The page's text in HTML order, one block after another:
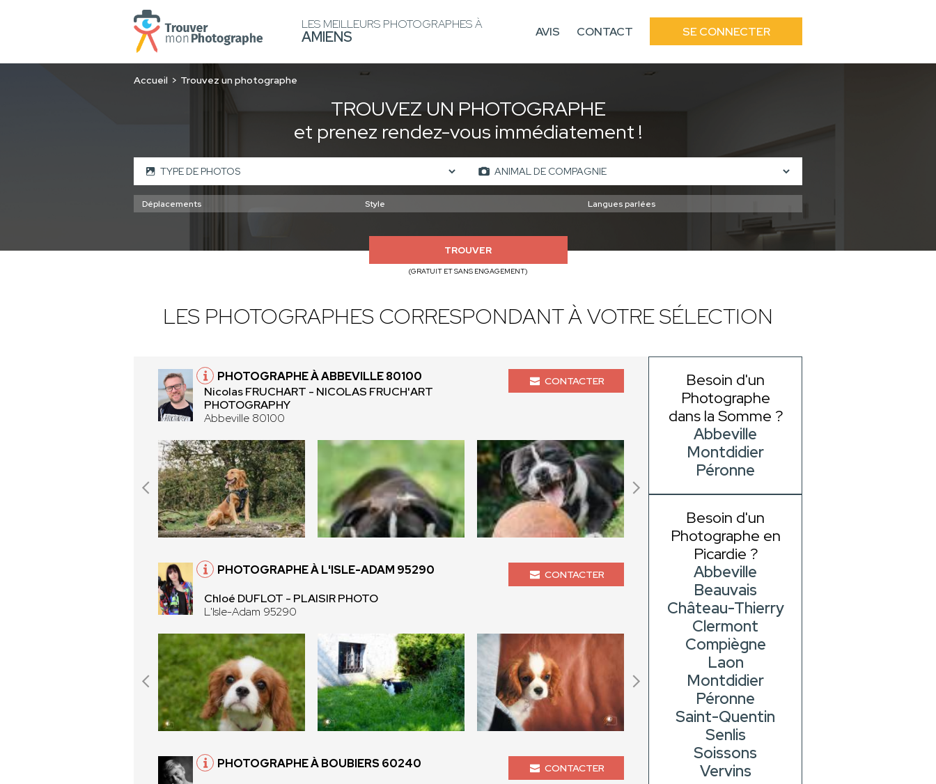
LES MEILLEURS PHOTOGRAPHES À
AMIENS AVIS CONTACT SE CONNECTER
Accueil Trouvez un photographe
TROUVEZ UN PHOTOGRAPHE
et prenez rendez-vous immédiatement !
TROUVER
(GRATUIT ET SANS ENGAGEMENT)
LES PHOTOGRAPHES CORRESPONDANT À VOTRE SÉLECTION
PHOTOGRAPHE À ABBEVILLE 80100
Nicolas FRUCHART - NICOLAS FRUCH'ART
PHOTOGRAPHY
Abbeville 80100
CONTACTER
PHOTOGRAPHE À L'ISLE-ADAM 95290
Chloé DUFLOT - PLAISIR PHOTO
L'Isle-Adam 95290
CONTACTER
PHOTOGRAPHE À BOUBIERS 60240
CONTACTER
Besoin d'un
Photographe
dans la Somme ?
Abbeville
Montdidier
Péronne
Besoin d'un
Photographe en
Picardie ?
Abbeville
Beauvais
Château-Thierry
Clermont
Compiègne
Laon
Montdidier
Péronne
Saint-Quentin
Senlis
Soissons
Vervins